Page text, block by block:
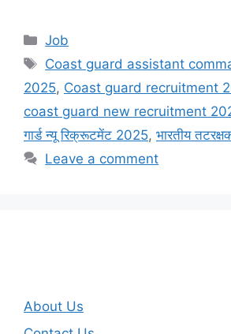
Categories
Job
Tags
Coast guard assistant
2025, Coast guard recruitment
coast guard new recruitment
गार्ड न्यू रिक्रूटमेंट 2025, भारतीय
Leave a comment
About Us